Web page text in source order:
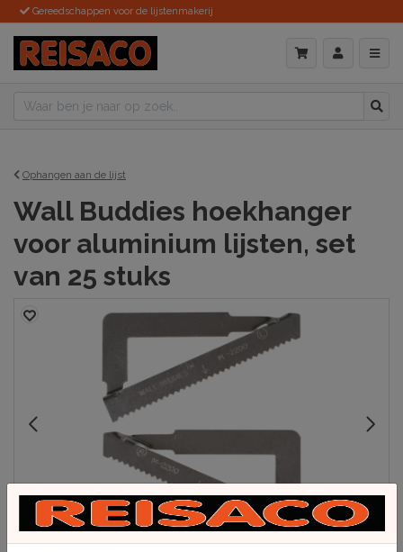
Gereedschappen voor de lijstenmakerij
Ophangen aan de lijst
Wall Buddies hoekhanger
voor aluminium lijsten, set
van 25 stuks